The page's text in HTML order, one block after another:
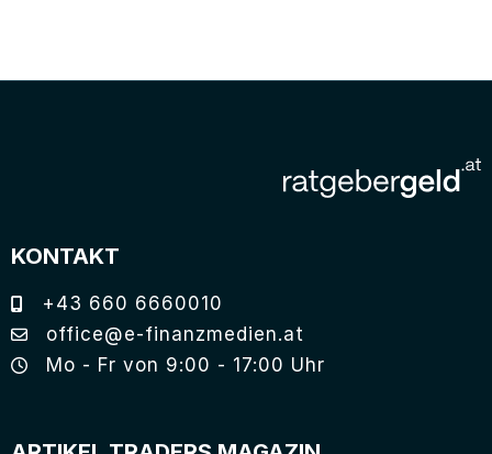
KONTAKT
+43 660 6660010
office@e-finanzmedien.at
Mo - Fr von 9:00 - 17:00 Uhr